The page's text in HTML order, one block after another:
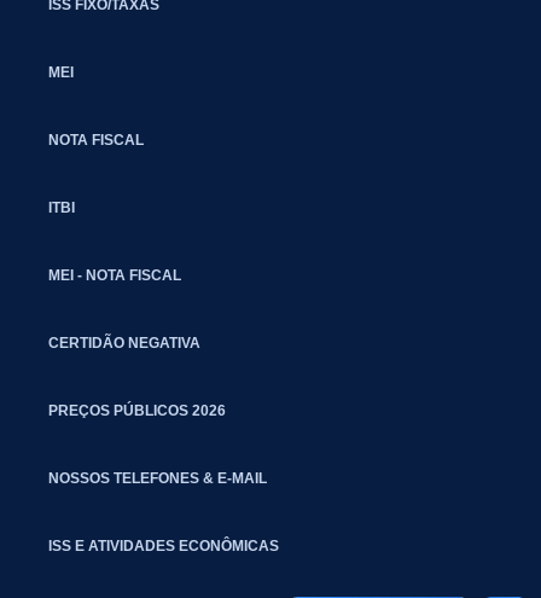
ISS FIXO/TAXAS
MEI
NOTA FISCAL
ITBI
MEI - NOTA FISCAL
CERTIDÃO NEGATIVA
PREÇOS PÚBLICOS 2026
NOSSOS TELEFONES & E-MAIL
ISS E ATIVIDADES ECONÔMICAS